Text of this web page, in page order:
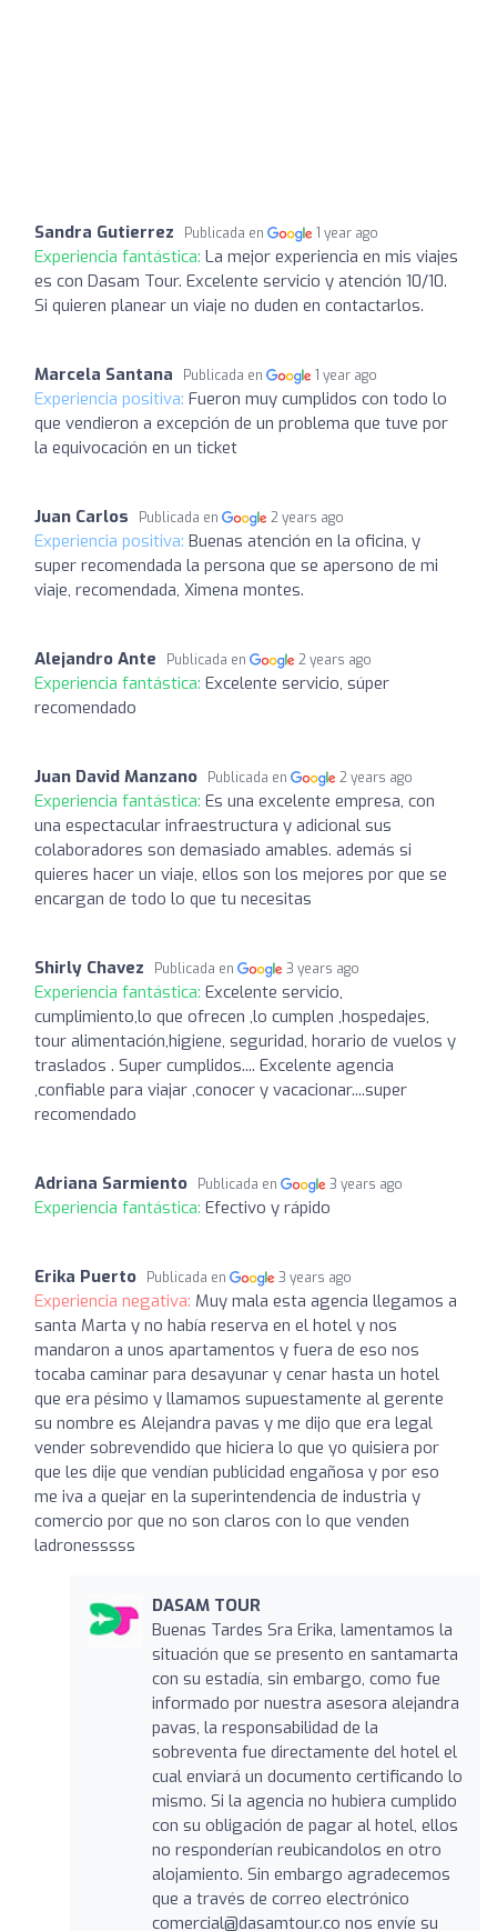
Sandra Gutierrez Publicada en 1 year ago
Experiencia fantástica: La mejor experiencia en mis viajes
es con Dasam Tour. Excelente servicio y atención 10/10.
Si quieren planear un viaje no duden en contactarlos.
Marcela Santana Publicada en 1 year ago
Experiencia positiva: Fueron muy cumplidos con todo lo
que vendieron a excepción de un problema que tuve por
la equivocación en un ticket
Juan Carlos Publicada en 2 years ago
Experiencia positiva: Buenas atención en la oficina, y
super recomendada la persona que se apersono de mi
viaje, recomendada, Ximena montes.
Alejandro Ante Publicada en 2 years ago
Experiencia fantástica: Excelente servicio, súper
recomendado
Juan David Manzano Publicada en 2 years ago
Experiencia fantástica: Es una excelente empresa, con
una espectacular infraestructura y adicional sus
colaboradores son demasiado amables. además si
quieres hacer un viaje, ellos son los mejores por que se
encargan de todo lo que tu necesitas
Shirly Chavez Publicada en 3 years ago
Experiencia fantástica: Excelente servicio,
cumplimiento,lo que ofrecen ,lo cumplen ,hospedajes,
tour alimentación,higiene, seguridad, horario de vuelos y
traslados . Super cumplidos.... Excelente agencia
,confiable para viajar ,conocer y vacacionar....super
recomendado
Adriana Sarmiento Publicada en 3 years ago
Experiencia fantástica: Efectivo y rápido
Erika Puerto Publicada en 3 years ago
Experiencia negativa: Muy mala esta agencia llegamos a
santa Marta y no había reserva en el hotel y nos
mandaron a unos apartamentos y fuera de eso nos
tocaba caminar para desayunar y cenar hasta un hotel
que era pésimo y llamamos supuestamente al gerente
su nombre es Alejandra pavas y me dijo que era legal
vender sobrevendido que hiciera lo que yo quisiera por
que les dije que vendían publicidad engañosa y por eso
me iva a quejar en la superintendencia de industria y
comercio por que no son claros con lo que venden
ladronesssss
DASAM TOUR
Buenas Tardes Sra Erika, lamentamos la
situación que se presento en santamarta
con su estadía, sin embargo, como fue
informado por nuestra asesora alejandra
pavas, la responsabilidad de la
sobreventa fue directamente del hotel el
cual enviará un documento certificando lo
mismo. Si la agencia no hubiera cumplido
con su obligación de pagar al hotel, ellos
no responderían reubicandolos en otro
alojamiento. Sin embargo agradecemos
que a través de correo electrónico
comercial@dasamtour.co nos envíe su